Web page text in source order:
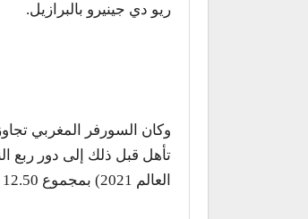
ريو دي جينيرو بالبرازيل.
وكان السورفر المغربي
تأهل قبل ذلك إلى دور ربع
العالم 2021) بمجموع 12.50 مقابل 11.70